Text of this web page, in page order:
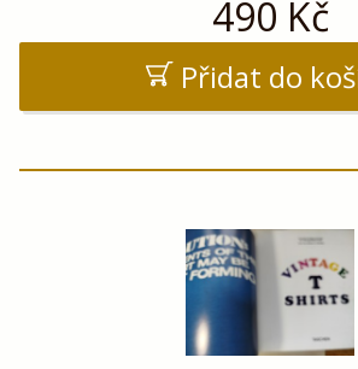
490 Kč
Přidat do